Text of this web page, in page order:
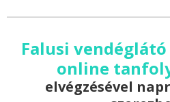
Falusi
online
elvégzésével